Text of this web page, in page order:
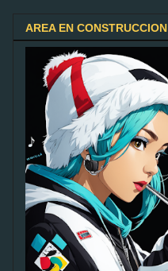
AREA EN CONSTRUCCION